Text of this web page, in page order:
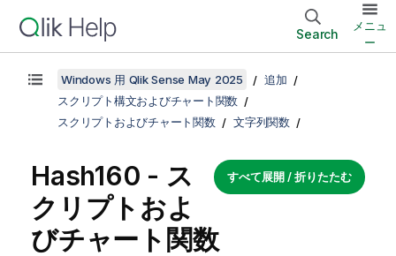
Search
メニュ
ー
Windows 用 Qlik Sense May 2025
追加
スクリプト構文およびチャート関数
スクリプトおよびチャート関数
文字列関数
すべて展開 / 折りたたむ
Hash160 - ス
クリプトおよ
びチャート関数